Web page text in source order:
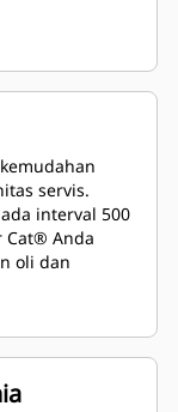
servis.
interval 500
Cat® Anda
oli dan